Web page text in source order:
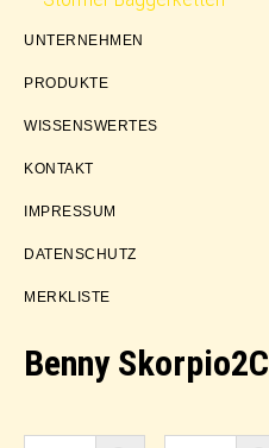
Störmer
UNTERNEHMEN
PRODUKTE
WISSENSWERTES
KONTAKT
IMPRESSUM
DATENSCHUTZ
MERKLISTE
Benny Skorpio2C